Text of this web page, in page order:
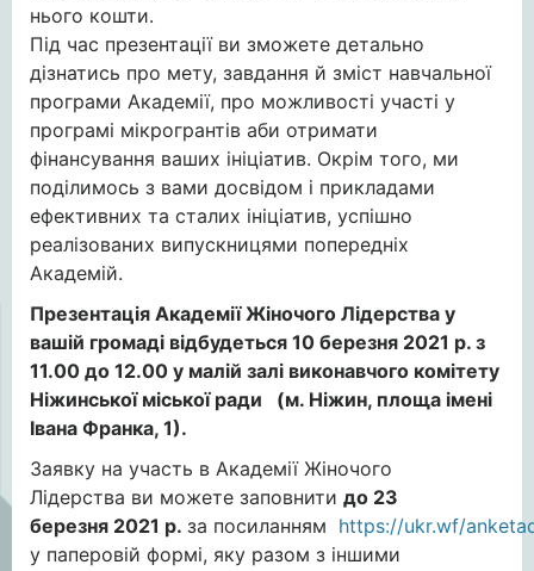
нього кошти.
Під час презентації ви зможете детально
дізнатись про мету, завдання й зміст навчальної
програми Академії, про можливості участі у
програмі мікрогрантів аби отримати
фінансування ваших ініціатив. Окрім того, ми
поділимось з вами досвідом і прикладами
ефективних та сталих ініціатив, успішно
реалізованих випускницями попередніх
Академій.
Презентація Академії Жіночого Лідерства у
вашій громаді відбудеться 10 березня 2021 р. з
11.00 до 12.00 у малій залі виконавчого комітету
Ніжинської міської ради (м. Ніжин, площа імені
Івана Франка, 1).
Заявку на участь в Академії Жіночого
Лідерства ви можете заповнити до 23
березня 2021 р. за посиланням https://ukr.wf/
у паперовій формі, яку разом з іншими